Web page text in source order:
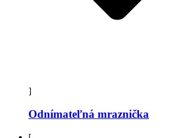
]
Odnímateľná mraznička